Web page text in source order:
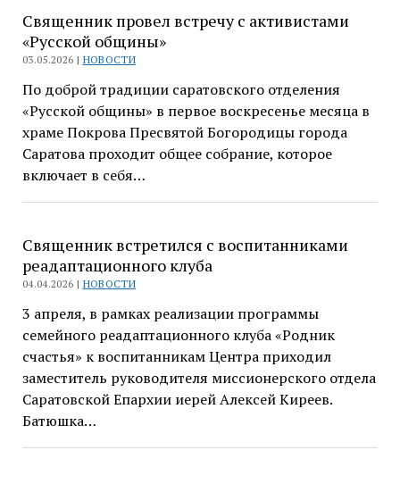
Священник провел встречу с активистами
«Русской общины»
03.05.2026 | НОВОСТИ
По доброй традиции саратовского отделения
«Русской общины» в первое воскресенье месяца в
храме Покрова Пресвятой Богородицы города
Саратова проходит общее собрание, которое
включает в себя…
Священник встретился с воспитанниками
реадаптационного клуба
04.04.2026 | НОВОСТИ
3 апреля, в рамках реализации программы
семейного реадаптационного клуба «Родник
счастья» к воспитанникам Центра приходил
заместитель руководителя миссионерского отдела
Саратовской Епархии иерей Алексей Киреев.
Батюшка…